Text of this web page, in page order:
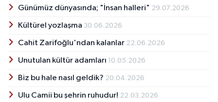
Günümüz dünyasında; "İnsan halleri" 29.07.2026
Kültürel yozlaşma 30.06.2026
Cahit Zarifoğlu'ndan kalanlar 22.06.2026
Unutulan kültür adamları 10.05.2026
Biz bu hale nasıl geldik? 20.04.2026
Ulu Camii bu şehrin ruhudur! 22.03.2026